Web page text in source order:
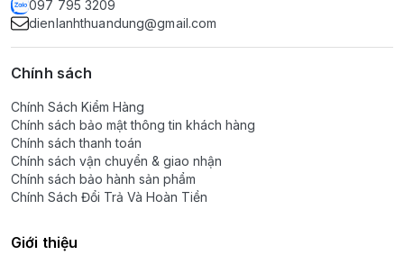
097 795 3209
dienlanhthuandung@gmail.com
Chính sách
Chính Sách Kiểm Hàng
Chính sách bảo mật thông tin khách hàng
Chính sách thanh toán
Chính sách vận chuyển & giao nhận
Chính sách bảo hành sản phẩm
Chính Sách Đổi Trả Và Hoàn Tiền
Giới thiệu